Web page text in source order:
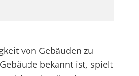
von Gebäuden zu
bekannt ist, spielt